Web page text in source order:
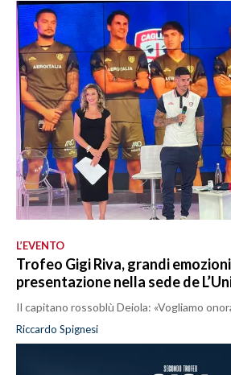
L’EVENTO
Trofeo Gigi Riva, grandi
presentazione nella sede de
Il capitano rossoblù Deiola: «Vogliamo
Riccardo Spignesi